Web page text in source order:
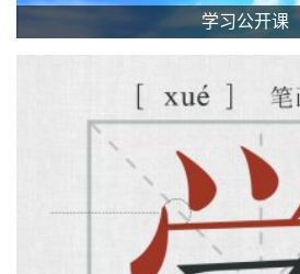
学习公开课